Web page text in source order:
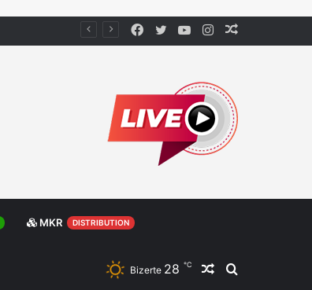
Instagram
YouTube
Twitter
Facebook
MKR DISTRIBUTION
Rechercher
Article
Bizerte 28 ℃